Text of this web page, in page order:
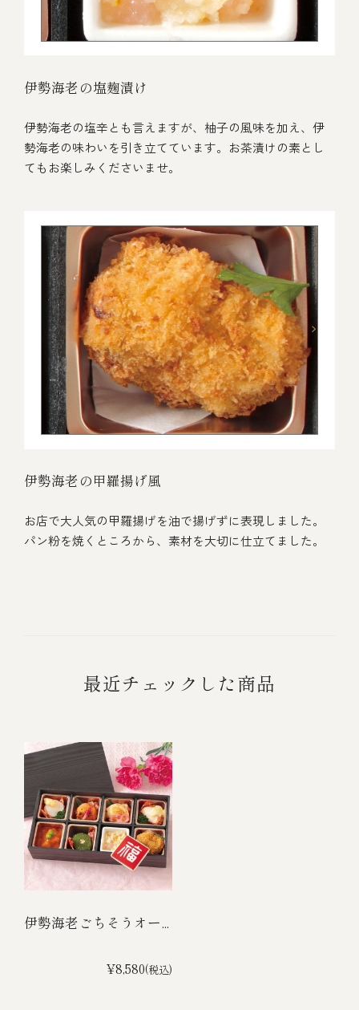
伊勢海老の塩麹漬け
伊勢海老の塩辛とも言えますが、柚子の風味を加え、伊
勢海老の味わいを引き立てています。お茶漬けの素とし
てもお楽しみくださいませ。
伊勢海老の甲羅揚げ風
お店で大人気の甲羅揚げを油で揚げずに表現しました。
パン粉を焼くところから、素材を大切に仕立てました。
最近チェックした商品
伊勢海老ごちそうオー...
¥8,580(税込)